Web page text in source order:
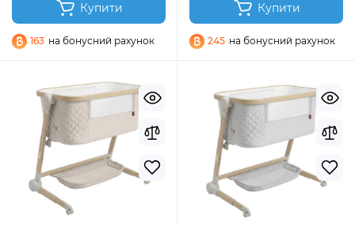
Купити
163 на бонусний рахунок
Купити
245 на бонусний рахунок